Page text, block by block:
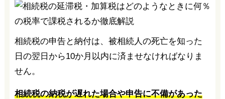
相続税の申告と納付は、被相続人の死亡を知った
日の翌日から10か月以内に済ませなければなりま
せん。
相続税の納税が遅れた場合や申告に不備があった